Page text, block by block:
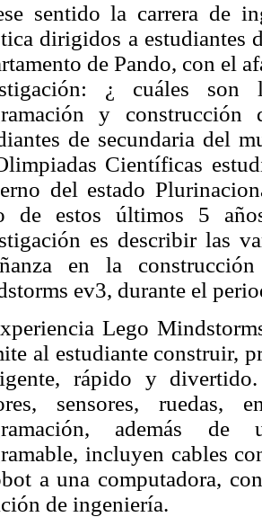
sentido la carrera de
dirigidos a estudiantes
de Pando, con el
¿ cuáles
y
de secundaria del
Científicas
del estado
de estos últimos 5
es describir las
en la
ev3, durante el
Lego
al estudiante construir,
rápido y
sensores, ruedas,
además de
incluyen cables
a una computadora,
de ingeniería.